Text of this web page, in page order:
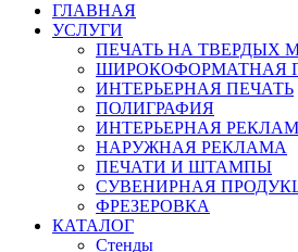
ГЛАВНАЯ
УСЛУГИ
ПЕЧАТЬ НА ТВЕРДЫХ
ШИРОКОФОРМАТНАЯ
ИНТЕРЬЕРНАЯ ПЕЧАТЬ
ПОЛИГРАФИЯ
ИНТЕРЬЕРНАЯ
НАРУЖНАЯ РЕКЛАМА
ПЕЧАТИ И ШТАМПЫ
СУВЕНИРНАЯ
ФРЕЗЕРОВКА
КАТАЛОГ
Стенды